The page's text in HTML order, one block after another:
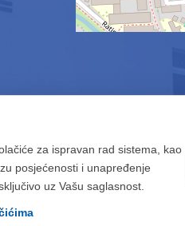
za ispravan rad sistema, kao
posjećenosti i unapređenje
uz Vašu saglasnost.
ipi-akademija.ba. Napravljeno sa